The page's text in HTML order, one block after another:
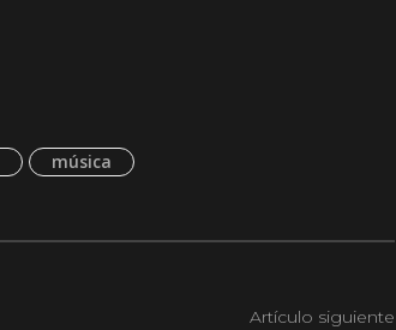
música
Artículo siguiente